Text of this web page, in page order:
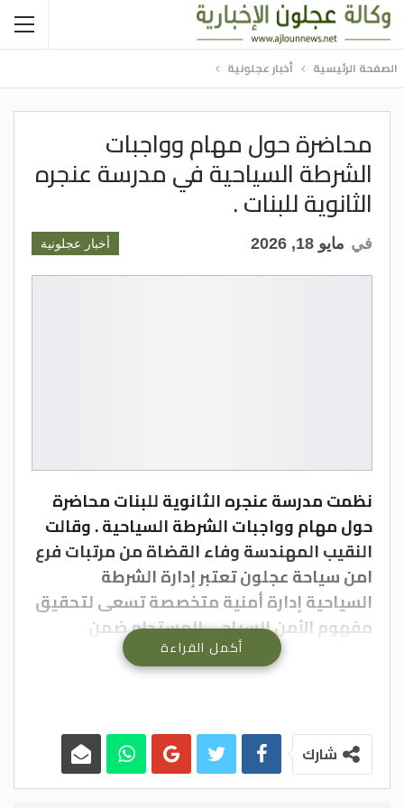
الصفحة الرئيسية أخبار عجلونية
محاضرة حول مهام وواجبات
الشرطة السياحية في مدرسة عنجره
الثانوية للبنات .
أخبار عجلونية في مايو 18, 2026
نظمت مدرسة عنجره الثانوية للبنات محاضرة
حول مهام وواجبات الشرطة السياحية . وقالت
النقيب المهندسة وفاء القضاة من مرتبات فرع
امن سياحة عجلون تعتبر إدارة الشرطة
السياحية إدارة أمنية متخصصة تسعى لتحقيق
مفهوم الأمن السياحي المستدام ضمن
إستراتيجية أمنية تعتمد على سيادة وإنفاذ
القانون، وتلتزم بواجباتها تنفيذا لأهدافها
مكوناته بكفاءة وفاعلية وحماية التراث
التاريخي والموروث الثقافي، وتقديم الخدمة
لضيوف الأردن وجميع زائري المناطق السياحية
أكمل القراءة
شارك